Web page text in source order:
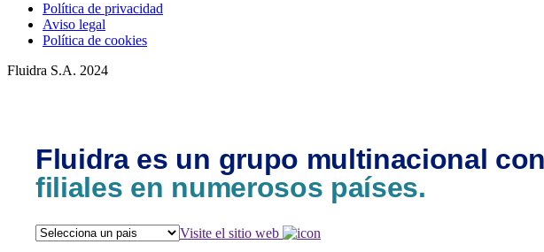
Política de privacidad
Aviso legal
Política de cookies
Fluidra S.A. 2024
Fluidra es un grupo multinacional con
filiales en numerosos países.
Visite el sitio web